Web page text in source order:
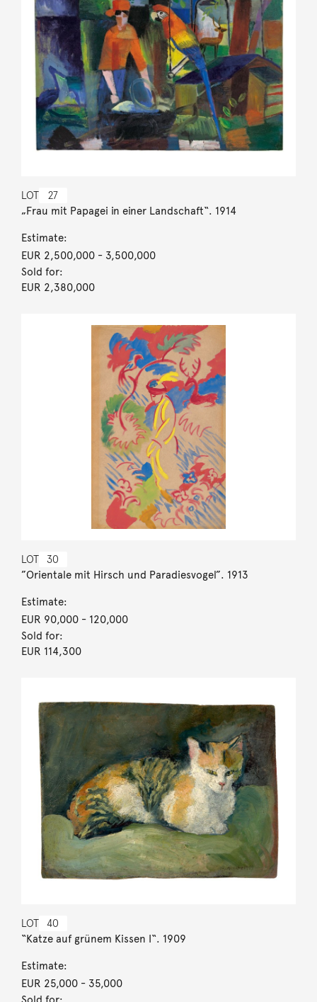
LOT 27
„Frau mit Papagei in einer Landschaft“. 1914
Estimate:
EUR 2,500,000- 3,500,000
Sold for:
EUR 2,380,000
LOT 30
”Orientale mit Hirsch und Paradiesvogel”. 1913
Estimate:
EUR 90,000- 120,000
Sold for:
EUR 114,300
LOT 40
“Katze auf grünem Kissen I“. 1909
Estimate:
EUR 25,000- 35,000